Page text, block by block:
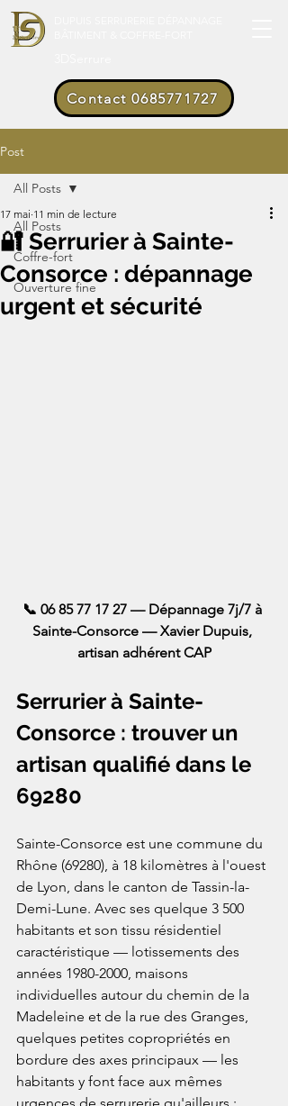
Contact 0685771727
Post
All Posts
Coffre-fort
Ouverture fine
All Posts
🔐 Serrurier à Sainte-
Consorce : dépannage
urgent et sécurité
17 mai 11 min de lecture
📞 06 85 77 17 27 — Dépannage 7j/7 à
Sainte-Consorce — Xavier Dupuis,
artisan adhérent CAP
Serrurier à Sainte-
Consorce : trouver un
artisan qualifié dans le
69280
Sainte-Consorce est une commune du
Rhône (69280), à 18 kilomètres à l'ouest
de Lyon, dans le canton de Tassin-la-
Demi-Lune. Avec ses quelque 3 500
habitants et son tissu résidentiel
caractéristique — lotissements des
années 1980-2000, maisons
individuelles autour du chemin de la
Madeleine et de la rue des Granges,
quelques petites copropriétés en
bordure des axes principaux — les
habitants y font face aux mêmes